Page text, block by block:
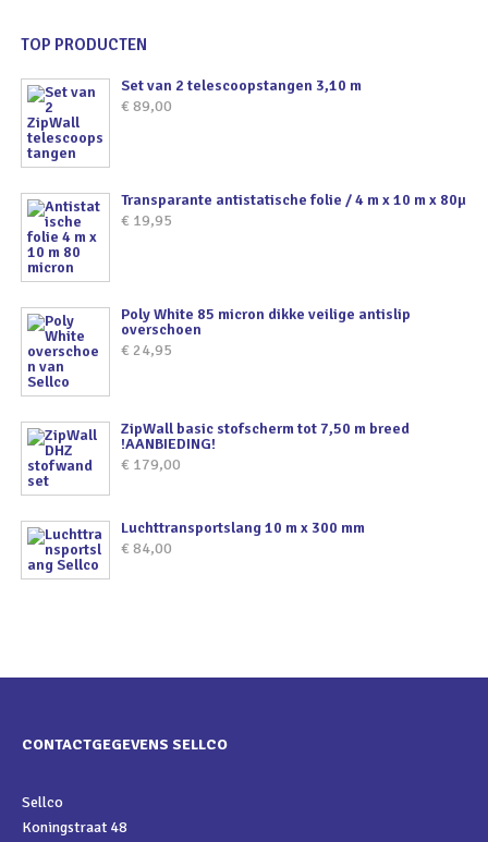
TOP PRODUCTEN
Set van 2 telescoopstangen 3,10 m
€ 89,00
Transparante antistatische folie / 4 m x 10 m x 80µ
€ 19,95
Poly White 85 micron dikke veilige antislip
overschoen
€ 24,95
ZipWall basic stofscherm tot 7,50 m breed
!AANBIEDING!
€ 179,00
Luchttransportslang 10 m x 300 mm
€ 84,00
CONTACTGEGEVENS SELLCO
Sellco
Koningstraat 48